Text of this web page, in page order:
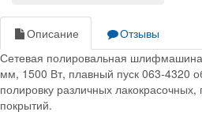
Описание
Отзывы
Сетевая полировальная
мм, 1500 Вт, плавный пуск 063-4320
полировку различных
покрытий.